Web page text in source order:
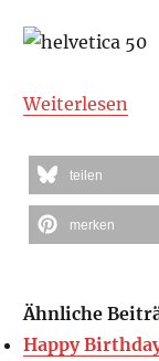
Weiterlesen
teilen
merken
Ähnliche
Happy